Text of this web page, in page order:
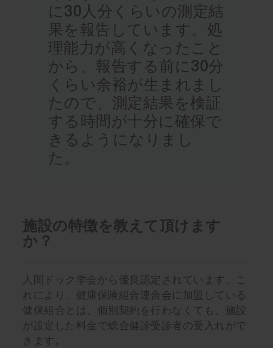
に30人分くらいの測定結
果を報告しています。処
理能力が高くなったこと
から、報告する前に30分
くらい余裕が生まれまし
たので、測定結果を検証
する時間が十分に確保で
きるようになりまし
た。
施設の特徴を教えて頂けます
か？
人間ドック学会から優良認定されています。こ
れにより、健康保険組合連合会に加盟している
健保組合とは、個別契約を行わなくても、施設
が設定した料金で総合健診受診者の受入れがで
きます。